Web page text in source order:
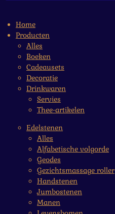
Home
Producten
Alles
Boeken
Cadeausets
Decoratie
Drinkwaren
Servies
Thee-artikelen
Edelstenen
Alles
Alfabetische volgorde
Geodes
Gezichtsmassage roller
Handstenen
Jumbostenen
Manen